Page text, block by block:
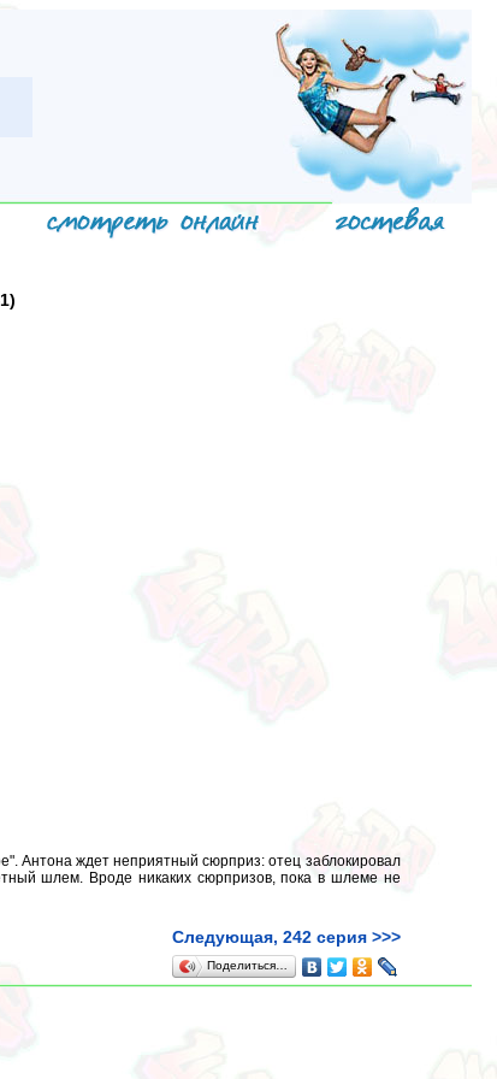
Антона ждет неприятный сюрприз: отец заблокировал
шлем. Вроде никаких сюрпризов, пока в шлеме не
Следующая, 242 серия >>>
Поделиться…